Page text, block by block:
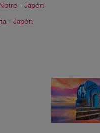
- Japón
- Japón